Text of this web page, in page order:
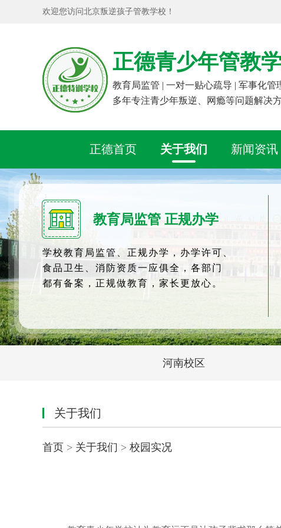
欢迎您访问北京叛逆孩子管教学校！
正德青少年管教
教育局监管 | 一对一贴心疏导 | 军事化管
多年专注青少年叛逆、网瘾等问题解决
正德首页 关于我们 新闻资讯
教育局监管 正规办学
学校教育局监管、正规办学，办学许可、
食品卫生、消防资质一应俱全，各部门
都有备案，正规做教育，家长更放心。
河南校区
关于我们
首页 > 关于我们 > 校园实况